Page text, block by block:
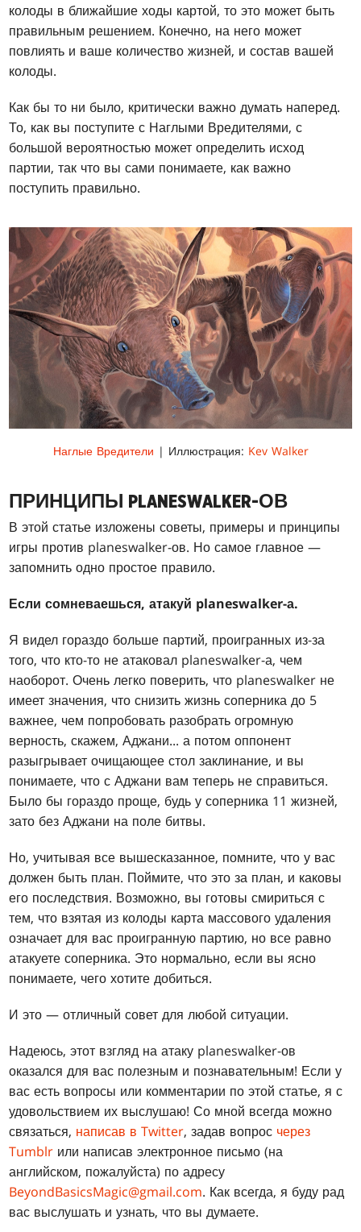
колоды в ближайшие ходы картой, то это может быть
правильным решением. Конечно, на него может
повлиять и ваше количество жизней, и состав вашей
колоды.
Как бы то ни было, критически важно думать наперед.
То, как вы поступите с Наглыми Вредителями, с
большой вероятностью может определить исход
партии, так что вы сами понимаете, как важно
поступить правильно.
Наглые Вредители | Иллюстрация: Kev Walker
ПРИНЦИПЫ PLANESWALKER-ОВ
В этой статье изложены советы, примеры и принципы
игры против planeswalker-ов. Но самое главное —
запомнить одно простое правило.
Если сомневаешься, атакуй planeswalker-а.
Я видел гораздо больше партий, проигранных из-за
того, что кто-то не атаковал planeswalker-а, чем
наоборот. Очень легко поверить, что planeswalker не
имеет значения, что снизить жизнь соперника до 5
важнее, чем попробовать разобрать огромную
верность, скажем, Аджани... а потом оппонент
разыгрывает очищающее стол заклинание, и вы
понимаете, что с Аджани вам теперь не справиться.
Было бы гораздо проще, будь у соперника 11 жизней,
зато без Аджани на поле битвы.
Но, учитывая все вышесказанное, помните, что у вас
должен быть план. Поймите, что это за план, и каковы
его последствия. Возможно, вы готовы смириться с
тем, что взятая из колоды карта массового удаления
означает для вас проигранную партию, но все равно
атакуете соперника. Это нормально, если вы ясно
понимаете, чего хотите добиться.
И это — отличный совет для любой ситуации.
Надеюсь, этот взгляд на атаку planeswalker-ов
оказался для вас полезным и познавательным! Если у
вас есть вопросы или комментарии по этой статье, я с
удовольствием их выслушаю! Со мной всегда можно
связаться, написав в Twitter, задав вопрос через
Tumblr или написав электронное письмо (на
английском, пожалуйста) по адресу
BeyondBasicsMagic@gmail.com. Как всегда, я буду рад
вас выслушать и узнать, что вы думаете.